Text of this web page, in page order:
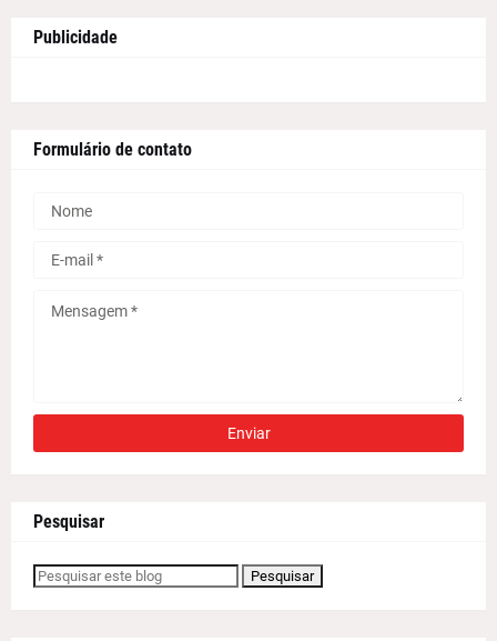
Publicidade
Formulário de contato
Pesquisar